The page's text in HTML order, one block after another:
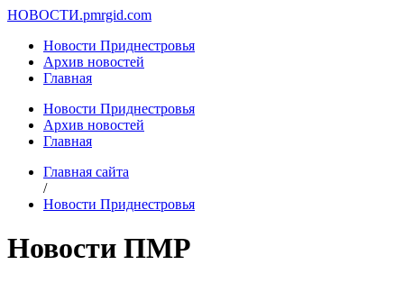
НОВОСТИ.pmrgid.com
Новости Приднестровья
Архив новостей
Главная
Новости Приднестровья
Архив новостей
Главная
Главная сайта
/
Новости Приднестровья
Новости ПМР